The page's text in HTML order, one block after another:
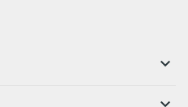
keyboard_arrow_down